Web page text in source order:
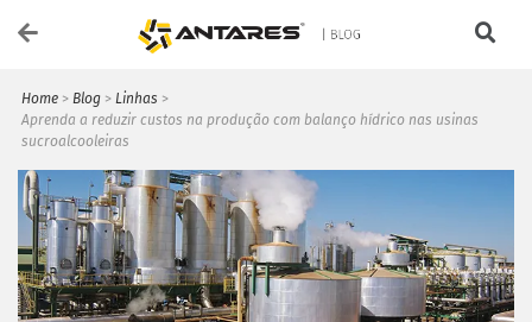
Home > Blog > Linhas >
Aprenda a reduzir custos na produção com balanço hídrico nas usinas
sucroalcooleiras